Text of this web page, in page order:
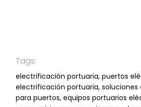
Tags:
electrificación portuaria, puertos
electrificación portuaria, soluciones
para puertos, equipos portuarios